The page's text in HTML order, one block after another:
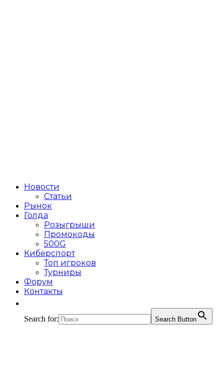
Новости
Статьи
Рынок
Голда
Розыгрыши
Промокоды
500G
Киберспорт
Топ игроков
Турниры
Форум
Контакты
Search for: Search Button